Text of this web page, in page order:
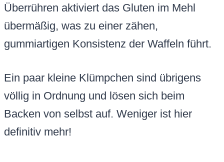
Überrühren aktiviert das Gluten im Mehl
übermäßig, was zu einer zähen,
gummiartigen Konsistenz der Waffeln führt.
Ein paar kleine Klümpchen sind übrigens
völlig in Ordnung und lösen sich beim
Backen von selbst auf. Weniger ist hier
definitiv mehr!